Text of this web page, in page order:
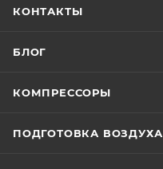
КОНТАКТЫ
БЛОГ
КОМПРЕССОРЫ
ПОДГОТОВКА ВОЗДУХА